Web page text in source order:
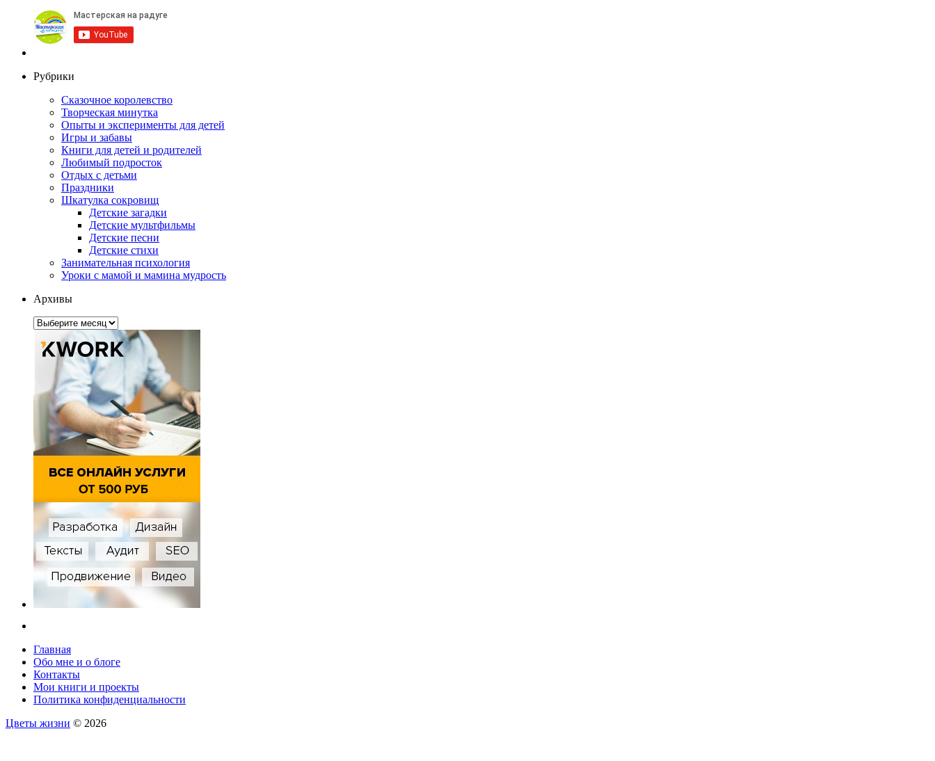
Рубрики
Сказочное королевство
Творческая минутка
Опыты и эксперименты для детей
Игры и забавы
Книги для детей и родителей
Любимый подросток
Отдых с детьми
Праздники
Шкатулка сокровищ
Детские загадки
Детские мультфильмы
Детские песни
Детские стихи
Занимательная психология
Уроки с мамой и мамина мудрость
Архивы
Архивы
Главная
Обо мне и о блоге
Контакты
Мои книги и проекты
Политика конфиденциальности
Цветы жизни © 2026